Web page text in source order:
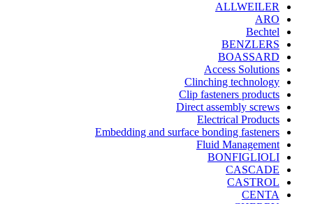
ALLWEILER
ARO
Bechtel
BENZLERS
BOASSARD
Access Solutions
Clinching technology
Clip fasteners products
Direct assembly screws
Electrical Products
Embedding and surface bonding fasteners
Fluid Management
BONFIGLIOLI
CASCADE
CASTROL
CENTA